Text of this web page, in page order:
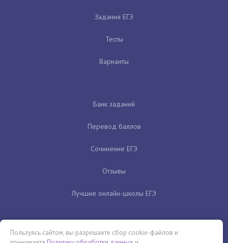
Задания ЕГЭ
Тесты
Варианты
Банк заданий
Перевод баллов
Сочинение ЕГЭ
Отзывы
Лучшие онлайн-школы ЕГЭ
Пользуясь сайтом, вы разрешаете сбор cookie-файлов и